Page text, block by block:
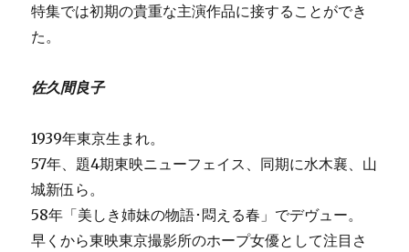
特集では初期の貴重な主演作品に接することができ
た。
佐久間良子
1939年東京生まれ。
57年、題4期東映ニューフェイス、同期に水木襄、山
城新伍ら。
58年「美しき姉妹の物語･悶える春」でデヴュー。
早くから東映東京撮影所のホープ女優として注目さ